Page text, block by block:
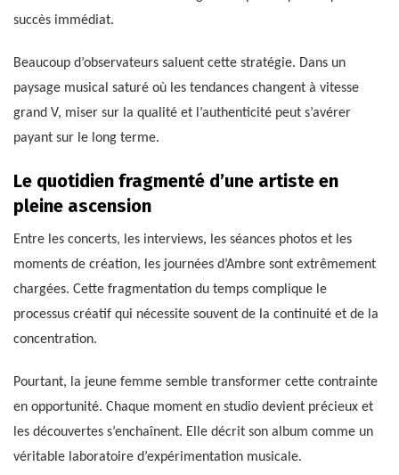
succès immédiat.
Beaucoup d’observateurs saluent cette stratégie. Dans un
paysage musical saturé où les tendances changent à vitesse
grand V, miser sur la qualité et l’authenticité peut s’avérer
payant sur le long terme.
Le quotidien fragmenté d’une artiste en
pleine ascension
Entre les concerts, les interviews, les séances photos et les
moments de création, les journées d’Ambre sont extrêmement
chargées. Cette fragmentation du temps complique le
processus créatif qui nécessite souvent de la continuité et de la
concentration.
Pourtant, la jeune femme semble transformer cette contrainte
en opportunité. Chaque moment en studio devient précieux et
les découvertes s’enchaînent. Elle décrit son album comme un
véritable laboratoire d’expérimentation musicale.